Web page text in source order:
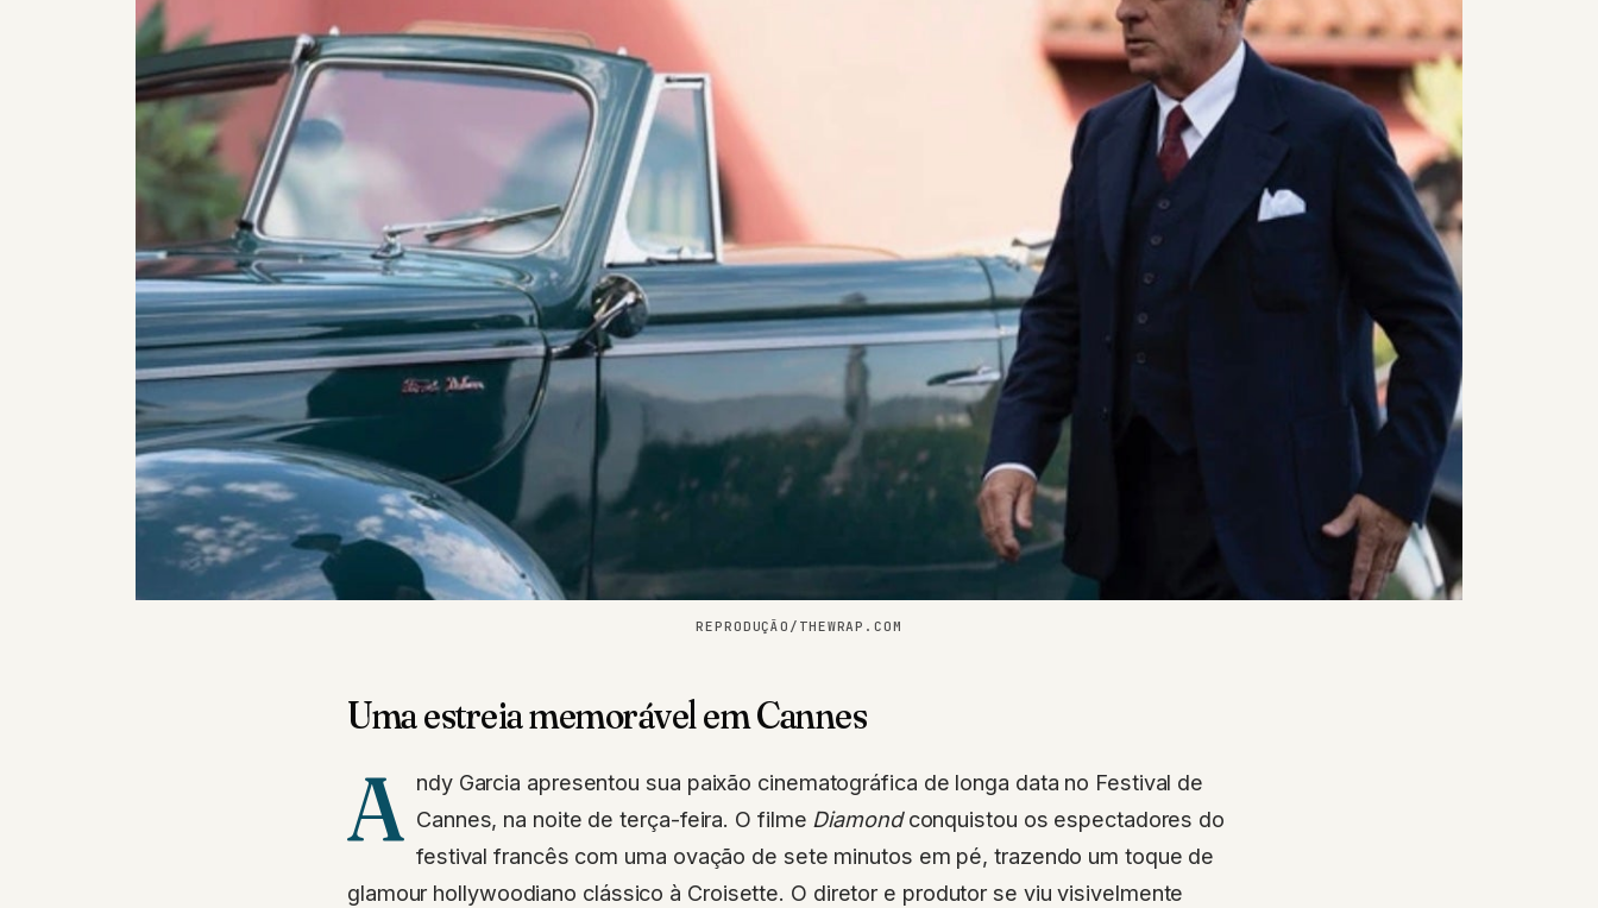
REPRODUÇÃO/THEWRAP.COM
Uma estreia memorável em Cannes
A ndy Garcia apresentou sua paixão cinematográfica de longa data no Festival de
Cannes, na noite de terça-feira. O filme Diamondconquistou os espectadores do
festival francês com uma ovação de sete minutos em pé, trazendo um toque de
glamour hollywoodiano clássico à Croisette. O diretor e produtor se viu visivelmente